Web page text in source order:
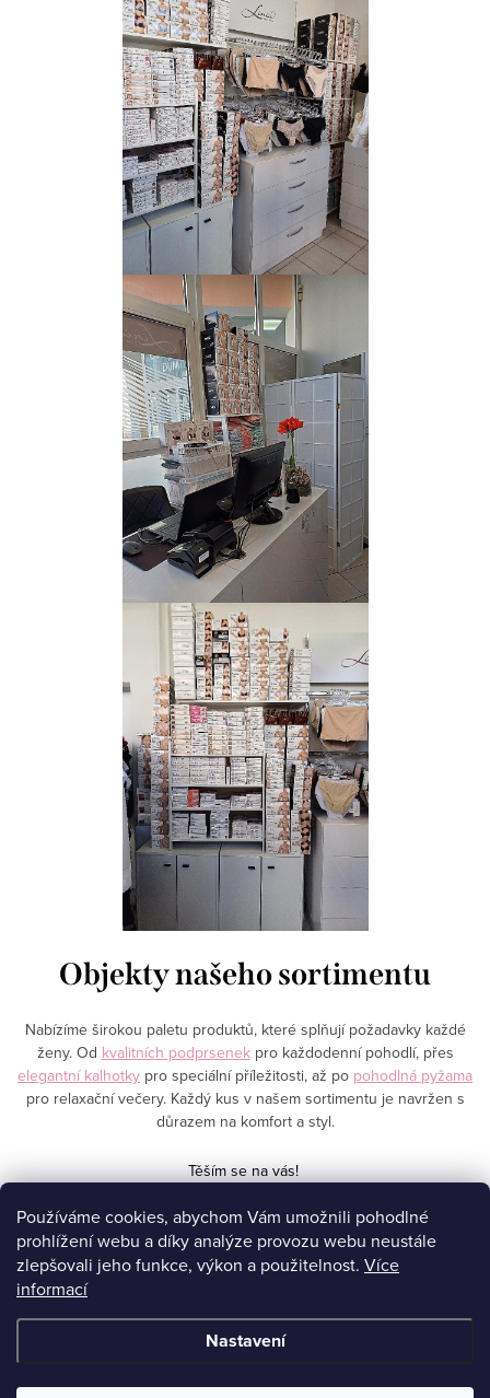
Používáme cookies, abychom Vám umožnili pohodlné
prohlížení webu a díky analýze provozu webu neustále
zlepšovali jeho funkce, výkon a použitelnost. Více
informací
Nastavení
Objekty našeho sortimentu
Nabízíme širokou paletu produktů, které splňují požadavky každé
ženy. Od kvalitních podprsenekpro každodenní pohodlí, přes
elegantní kalhotky pro speciální příležitosti, až po pohodlná pyžama
pro relaxační večery. Každý kus v našem sortimentu je navržen s
důrazem na komfort a styl.
Těším se na vás!
Z
Affiliate program
Copyright 2026Spodní prádlo Reková. Všechna práva vyhrazena.